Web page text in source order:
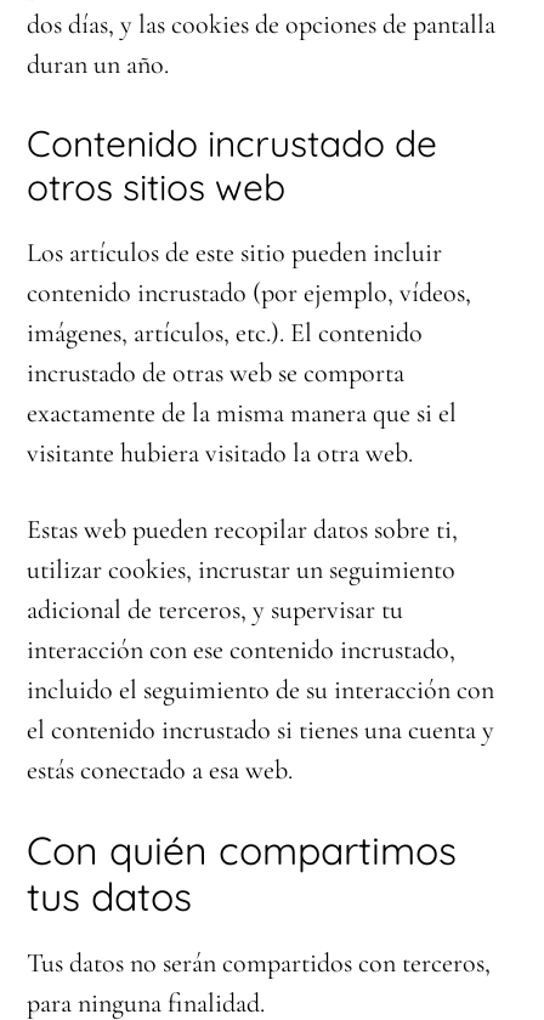
dos días, y las cookies de opciones de pantalla
duran un año.
Contenido incrustado de
otros sitios web
Los artículos de este sitio pueden incluir
contenido incrustado (por ejemplo, vídeos,
imágenes, artículos, etc.). El contenido
incrustado de otras web se comporta
exactamente de la misma manera que si el
visitante hubiera visitado la otra web.
Estas web pueden recopilar datos sobre ti,
utilizar cookies, incrustar un seguimiento
adicional de terceros, y supervisar tu
interacción con ese contenido incrustado,
incluido el seguimiento de su interacción con
el contenido incrustado si tienes una cuenta y
estás conectado a esa web.
Con quién compartimos
tus datos
Tus datos no serán compartidos con terceros,
para ninguna finalidad.